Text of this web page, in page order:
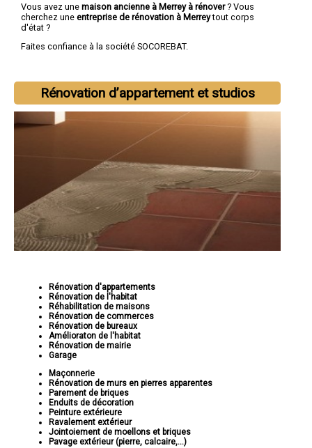
Vous avez une maison ancienne à Merrey à rénover? Vous
cherchez une entreprise de rénovation à Merreytout corps
d'état ?
Faites confiance à la société SOCOREBAT.
Rénovation d’appartement et studios
Rénovation d'appartements
Rénovation de l'habitat
Réhabilitation de maisons
Rénovation de commerces
Rénovation de bureaux
Amélioraton de l'habitat
Rénovation de mairie
Garage
Maçonnerie
Rénovation de murs en pierres apparentes
Parement de briques
Enduits de décoration
Peinture extérieure
Ravalement extérieur
Jointoiement de moellons et briques
Pavage extérieur (pierre, calcaire,...)